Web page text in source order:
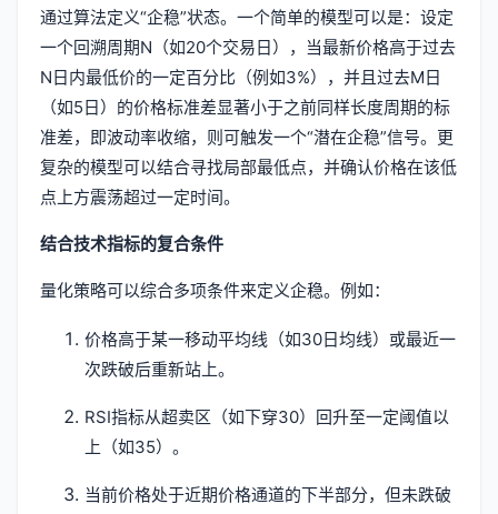
通过算法定义“企稳”状态。一个简单的模型可以是：设定
一个回溯周期N（如20个交易日），当最新价格高于过去
N日内最低价的一定百分比（例如3%），并且过去M日
（如5日）的价格标准差显著小于之前同样长度周期的标
准差，即波动率收缩，则可触发一个“潜在企稳”信号。更
复杂的模型可以结合寻找局部最低点，并确认价格在该低
点上方震荡超过一定时间。
结合技术指标的复合条件
量化策略可以综合多项条件来定义企稳。例如：
价格高于某一移动平均线（如30日均线）或最近一
次跌破后重新站上。
RSI指标从超卖区（如下穿30）回升至一定阈值以
上（如35）。
当前价格处于近期价格通道的下半部分，但未跌破